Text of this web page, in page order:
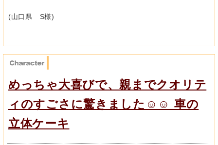
(山口県 S様)
めっちゃ大喜びで、親までクオリテ
ィのすごさに驚きました☺️☺️ 車の
立体ケーキ